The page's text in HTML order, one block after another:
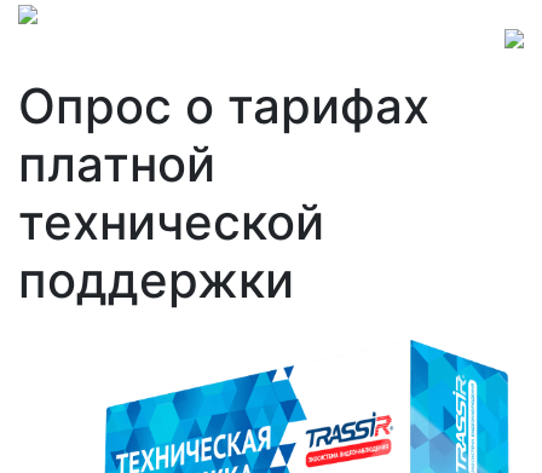
Опрос о тарифах
платной
технической
поддержки